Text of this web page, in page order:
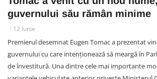
guvernului său rămân minime
12 Iunie
Premierul desemnat Eugen Tomac a prezentat
guvernului cu care intenționează să meargă în
de învestitură. Una dintre cele mai importante